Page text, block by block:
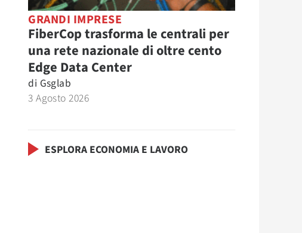
GRANDI IMPRESE
FiberCop trasforma le centrali per
una rete nazionale di oltre cento
Edge Data Center
di Gsglab
3 Agosto 2026
ESPLORA ECONOMIA E LAVORO